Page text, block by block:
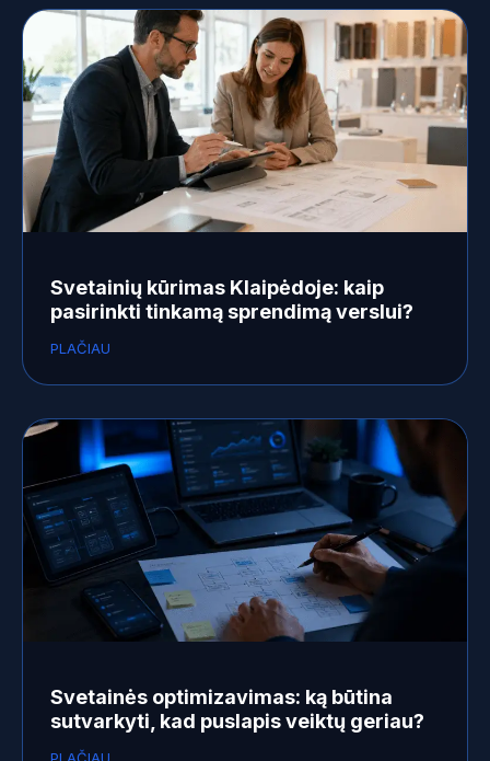
Svetainių kūrimas Klaipėdoje: kaip
pasirinkti tinkamą sprendimą verslui?
PLAČIAU
Svetainės optimizavimas: ką būtina
sutvarkyti, kad puslapis veiktų geriau?